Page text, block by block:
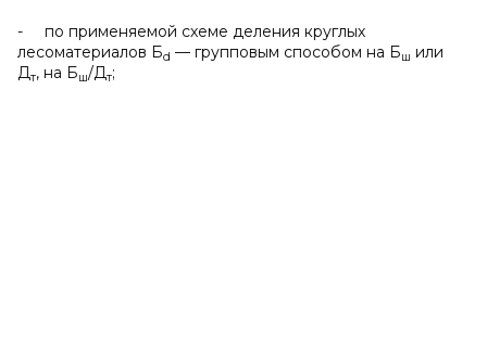
- по применяемой схеме деления круглых
лесоматериалов Бd — групповым способом на Бш или
Дт, на Бш/Дт;